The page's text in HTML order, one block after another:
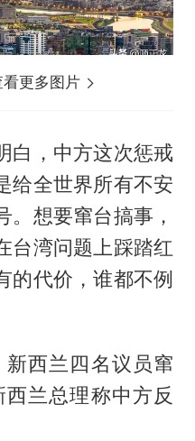
更多图片
白，中方这次惩戒
给全世界所有不安
。想要窜台搞事，
台湾问题上踩踏红
的代价，谁都不例
西兰四名议员窜
兰总理称中方反